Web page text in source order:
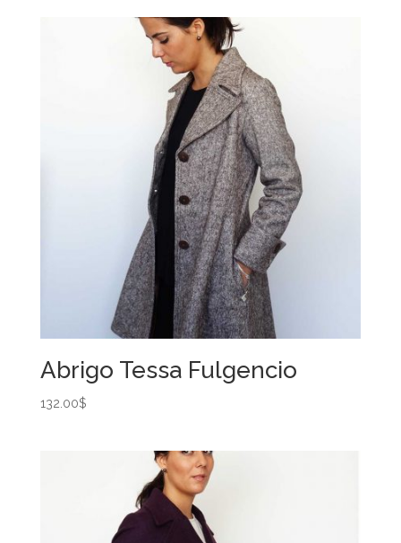
Abrigo Tessa Fulgencio
132.00$